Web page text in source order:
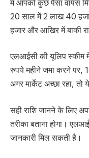
में आपको कुछ पैसा वापस
20 साल में 2 लाख 40
हजार और आखिर में बाकी
एलआईसी की यूलिप स्कीम में
रुपये महीने जमा करने पर,
अगर मार्केट अच्छा रहा,
सही राशि जानने के लिए
तरीका बताना होगा।
जानकारी मिल सकती है।